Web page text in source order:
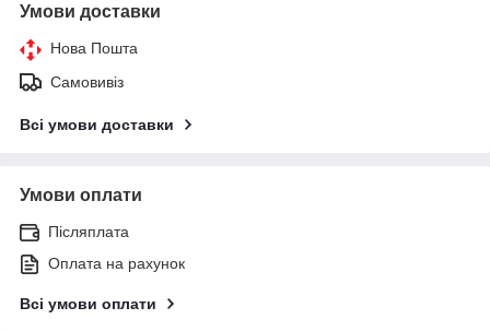
Умови доставки
Нова Пошта
Самовивіз
Всі умови доставки
Умови оплати
Післяплата
Оплата на рахунок
Всі умови оплати